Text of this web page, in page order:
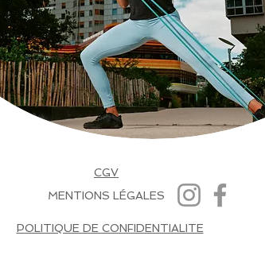
CGV
MENTIONS LÉGALES
POLITIQUE DE CONFIDENTIALITE